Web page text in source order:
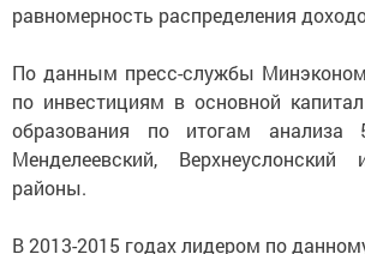
равномерность распределения
По данным пресс-службы
по инвестициям в основной
образования по итогам анализа
Менделеевский,
районы.
В 2013-2015 годах лидером по